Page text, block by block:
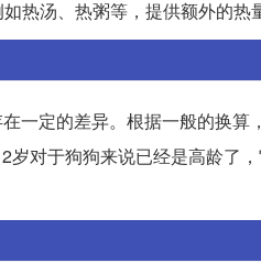
热汤、热粥等，提供额外的热
一定的差异。根据一般的换
对于狗狗来说已经是高龄了